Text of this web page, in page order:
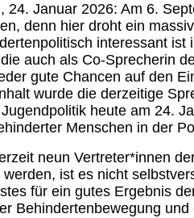
24. Januar 2026: Am 6.
denn hier droht ein
interessant
auch als Co-Sprecherin
gute Chancen auf den
wurde die derzeitige
heute am 24.
Menschen in der
neun Vertreter*innen
ist es nicht
für ein gutes Ergebnis
Behindertenbewegung